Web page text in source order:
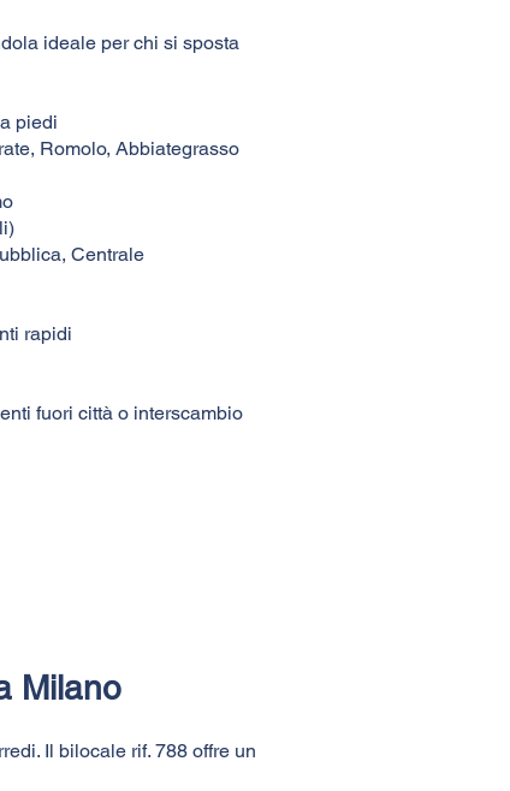
ideale per chi si sposta
piedi
Romolo, Abbiategrasso
Centrale
rapidi
fuori città o interscambio
Milano
Il bilocale rif. 788 offre un